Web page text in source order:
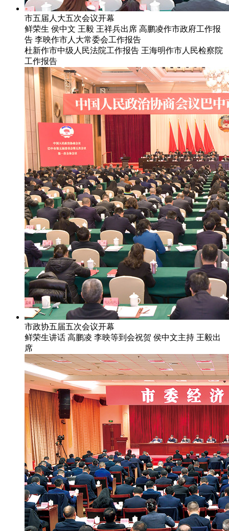
市五届人大五次会议开幕
鲜荣生 侯中文 王毅 王祥兵出席 高鹏凌作市政府工作报
告 李映作市人大常委会工作报告
杜新作市中级人民法院工作报告 王海明作市人民检察院
工作报告
市政协五届五次会议开幕
鲜荣生讲话 高鹏凌 李映等到会祝贺 侯中文主持 王毅出
席